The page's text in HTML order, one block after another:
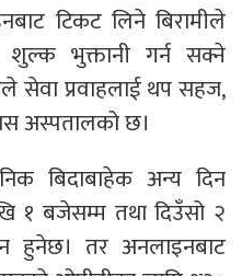
टिकट लिने बिरामीले
शुल्क भुक्तानी गर्न सक्ने
सेवा प्रवाहलाई थप सहज,
अस्पतालको छ।
बिदाबाहेक अन्य दिन
१ बजेसम्म तथा दिउँसो २
हुनेछ। तर अनलाइनबाट